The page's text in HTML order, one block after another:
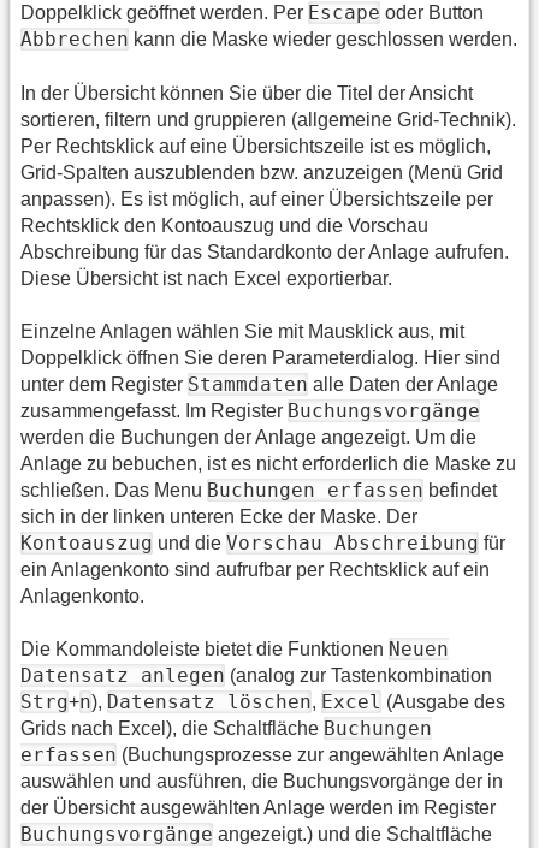
Doppelklick geöffnet werden. Per Escape oder Button
Abbrechen kann die Maske wieder geschlossen werden.
In der Übersicht können Sie über die Titel der Ansicht
sortieren, filtern und gruppieren (allgemeine Grid-Technik).
Per Rechtsklick auf eine Übersichtszeile ist es möglich,
Grid-Spalten auszublenden bzw. anzuzeigen (Menü Grid
anpassen). Es ist möglich, auf einer Übersichtszeile per
Rechtsklick den Kontoauszug und die Vorschau
Abschreibung für das Standardkonto der Anlage aufrufen.
Diese Übersicht ist nach Excel exportierbar.
Einzelne Anlagen wählen Sie mit Mausklick aus, mit
Doppelklick öffnen Sie deren Parameterdialog. Hier sind
unter dem Register Stammdaten alle Daten der Anlage
zusammengefasst. Im Register Buchungsvorgänge
werden die Buchungen der Anlage angezeigt. Um die
Anlage zu bebuchen, ist es nicht erforderlich die Maske zu
schließen. Das Menu Buchungen erfassen befindet
sich in der linken unteren Ecke der Maske. Der
Kontoauszug und die Vorschau Abschreibung für
ein Anlagenkonto sind aufrufbar per Rechtsklick auf ein
Anlagenkonto.
Die Kommandoleiste bietet die Funktionen Neuen
Datensatz anlegen (analog zur Tastenkombination
Strg+n), Datensatz löschen, Excel (Ausgabe des
Grids nach Excel), die Schaltfläche Buchungen
erfassen (Buchungsprozesse zur angewählten Anlage
auswählen und ausführen, die Buchungsvorgänge der in
der Übersicht ausgewählten Anlage werden im Register
Buchungsvorgänge angezeigt.) und die Schaltfläche